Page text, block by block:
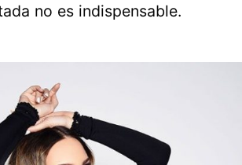
no es indispensable.